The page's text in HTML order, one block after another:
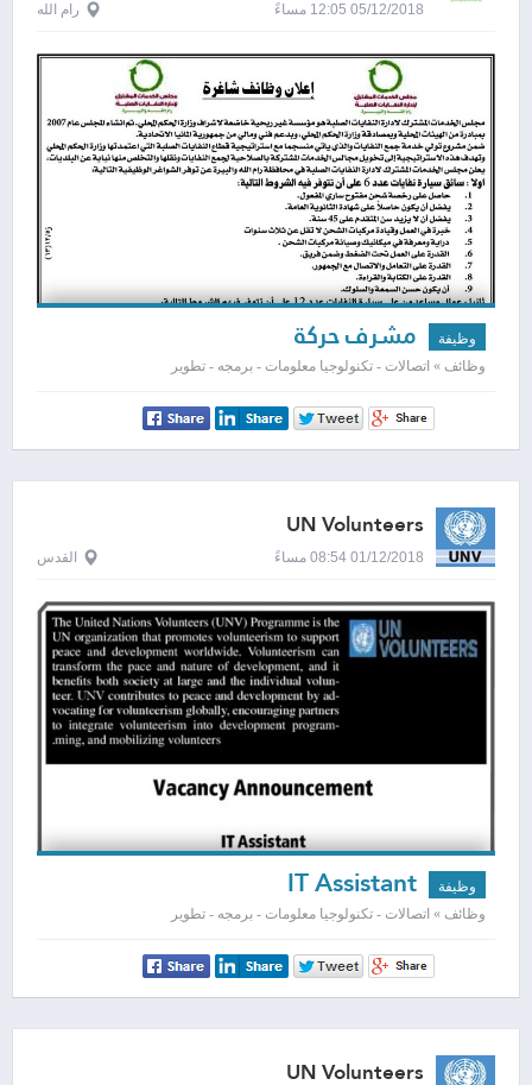
05/12/2018 12:05 مساءً رام الله
وظيفة مشرف حركة
وظائف » اتصالات - تكنولوجيا معلومات - برمجه - تطوير
UN Volunteers
01/12/2018 08:54 مساءً القدس
وظيفة
وظائف » اتصالات - تكنولوجيا معلومات - برمجه - تطوير
UN Volunteers